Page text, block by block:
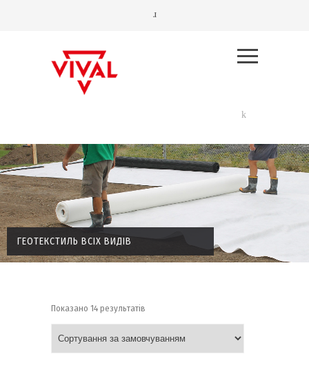
ГЕОТЕКСТИЛЬ ВСІХ ВИДІВ
Показано 14 результатів